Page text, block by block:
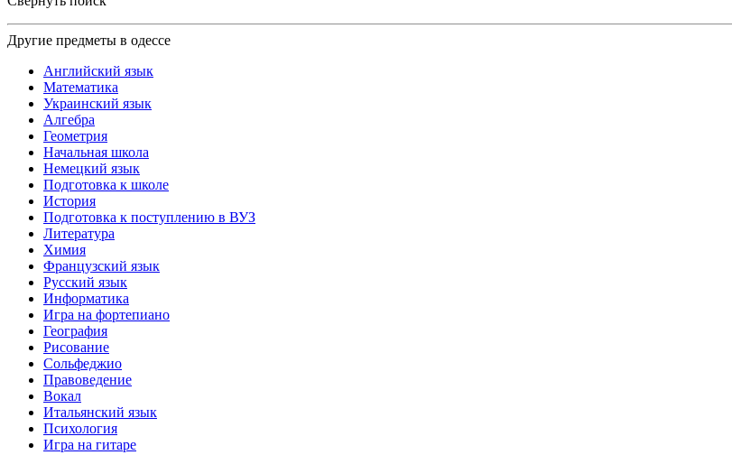
Другие предметы в одессе
Английский язык
Математика
Украинский язык
Алгебра
Геометрия
Начальная школа
Немецкий язык
Подготовка к школе
История
Подготовка к поступлению в ВУЗ
Литература
Химия
Французский язык
Русский язык
Информатика
Игра на фортепиано
География
Рисование
Сольфеджио
Правоведение
Вокал
Итальянский язык
Психология
Игра на гитаре